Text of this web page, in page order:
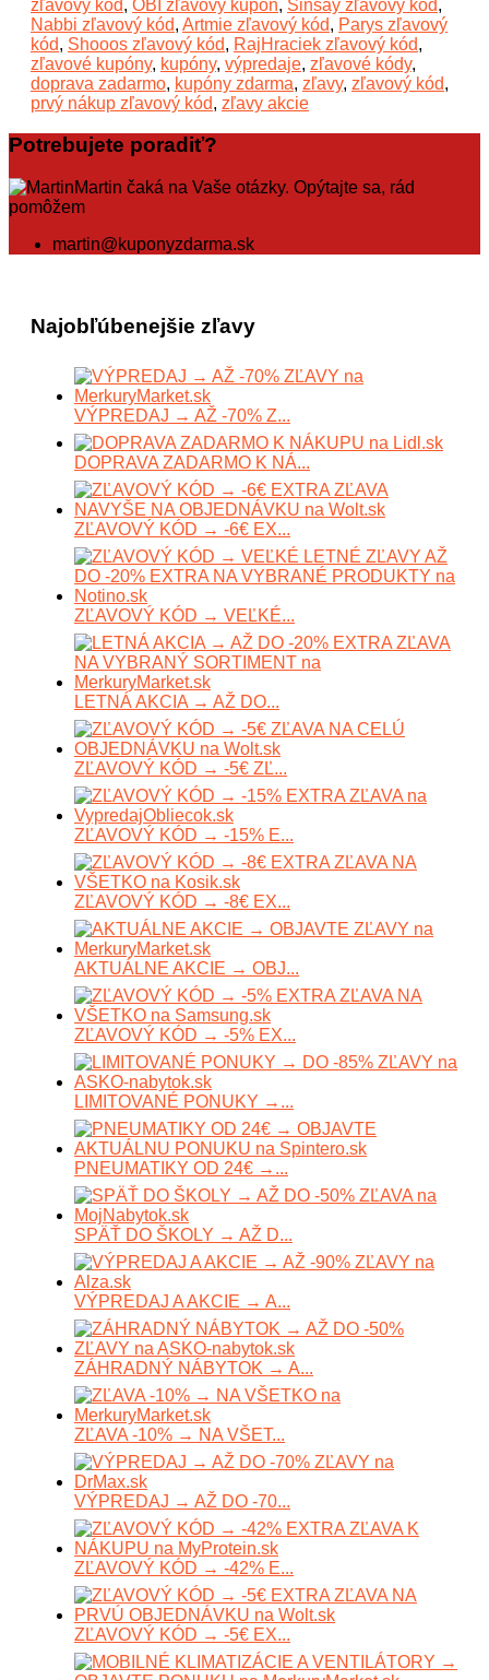
zľavový kód, OBI zľavový kupón, Sinsay zľavový kód,
Nabbi zľavový kód, Artmie zľavový kód, Parys zľavový
kód, Shooos zľavový kód, RajHraciek zľavový kód,
zľavové kupóny, kupóny, výpredaje, zľavové kódy,
doprava zadarmo, kupóny zdarma, zľavy, zľavový kód,
prvý nákup zľavový kód, zľavy akcie
Potrebujete poradiť?
Martin čaká na Vaše otázky. Opýtajte sa, rád
pomôžem
martin@kuponyzdarma.sk
Najobľúbenejšie zľavy
VÝPREDAJ → AŽ -70% Z...
DOPRAVA ZADARMO K NÁ...
ZĽAVOVÝ KÓD → -6€ EX...
ZĽAVOVÝ KÓD → VEĽKÉ...
LETNÁ AKCIA → AŽ DO...
ZĽAVOVÝ KÓD → -5€ ZĽ...
ZĽAVOVÝ KÓD → -15% E...
ZĽAVOVÝ KÓD → -8€ EX...
AKTUÁLNE AKCIE → OBJ...
ZĽAVOVÝ KÓD → -5% EX...
LIMITOVANÉ PONUKY →...
PNEUMATIKY OD 24€ →...
SPÄŤ DO ŠKOLY → AŽ D...
VÝPREDAJ A AKCIE → A...
ZÁHRADNÝ NÁBYTOK → A...
ZĽAVA -10% → NA VŠET...
VÝPREDAJ → AŽ DO -70...
ZĽAVOVÝ KÓD → -42% E...
ZĽAVOVÝ KÓD → -5€ EX...